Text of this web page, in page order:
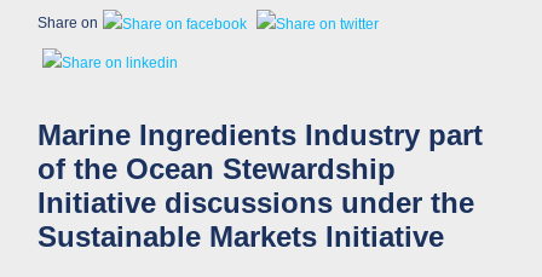
Share on
Marine Ingredients Industry part
of the Ocean Stewardship
Initiative discussions under the
Sustainable Markets Initiative